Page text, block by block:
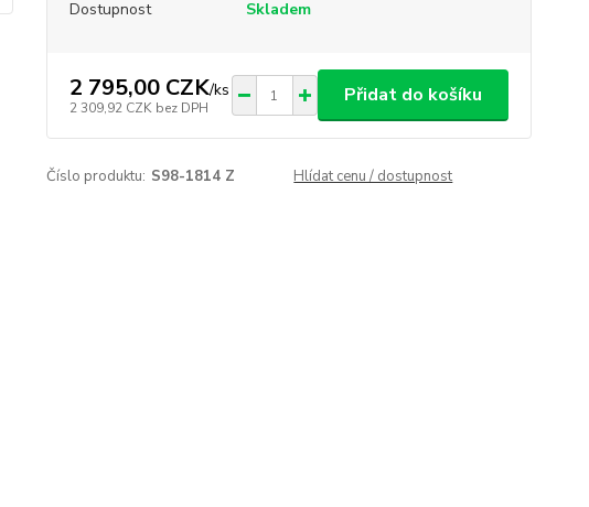
Dostupnost Skladem
2 795,00 CZK/ks
2 309,92 CZK bez DPH
Přidat do košíku
Číslo produktu: S98-1814 Z Hlídat cenu / dostupnost